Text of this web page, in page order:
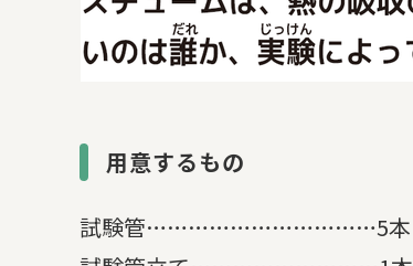
用意するもの
試験管……………………………5本